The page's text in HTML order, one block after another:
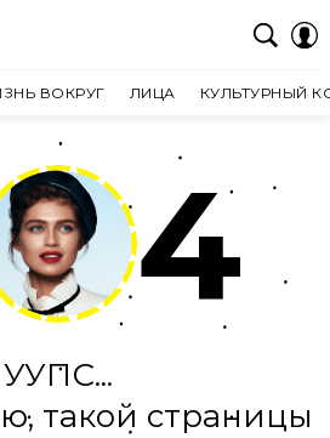
ВОКРУГ ЛИЦА КУЛЬТУРНЫЙ
4
УУПС...
такой страницы